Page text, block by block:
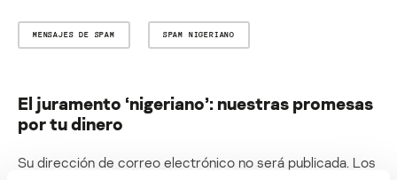
MENSAJES DE SPAM SPAM NIGERIANO
El juramento ‘nigeriano’: nuestras promesas
por tu dinero
Su dirección de correo electrónico no será publicada. Los